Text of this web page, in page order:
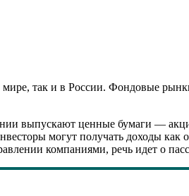
мире, так и в России. Фондовые
выпускают ценные бумаги —
могут получать доходы
компаниями, речь идет о